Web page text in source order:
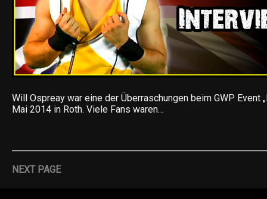
Will Ospreay war eine der Überraschungen beim GWP Event
Mai 2014 in Roth. Viele Fans waren…
NEXT PAGE